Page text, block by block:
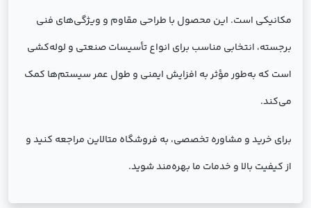
مکانیکی است. این محصول با طراحی مقاوم و ویژگی‌های فنی
برجسته، انتخابی مناسب برای انواع تأسیسات صنعتی و لوله‌کشی
است که به‌طور مؤثر به افزایش ایمنی و طول عمر سیستم‌ها کمک
می‌کند.
برای خرید و مشاوره تخصصی، به فروشگاه متالاین مراجعه کنید و
از کیفیت بالا و خدمات ما بهره‌مند شوید.